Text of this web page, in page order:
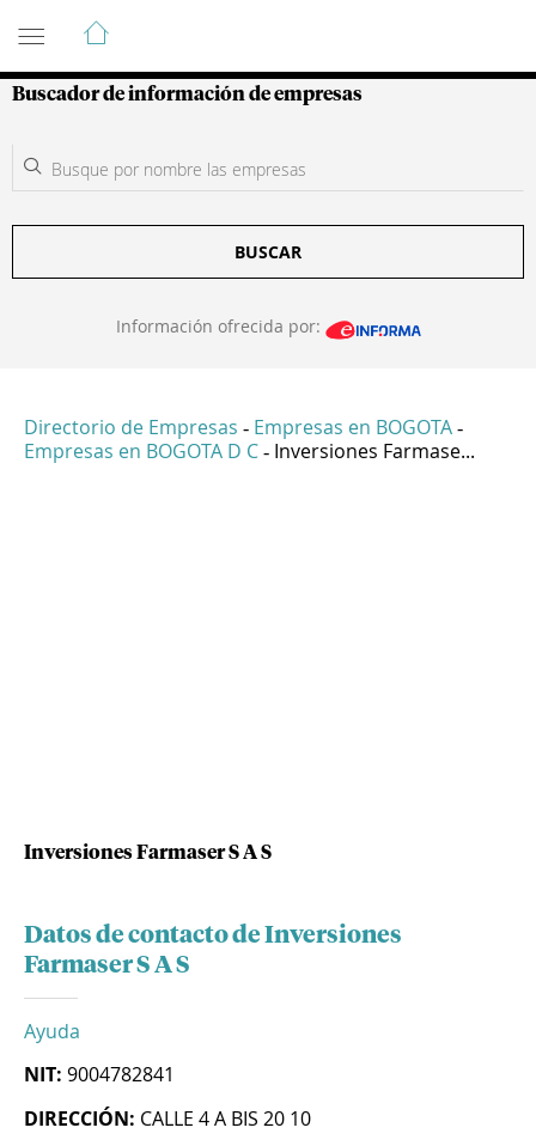
Guía de Empresas Colombianas
Buscador de información de empresas
BUSCAR
Información ofrecida por:
Directorio de Empresas - Empresas en BOGOTA -
Empresas en BOGOTA D C - Inversiones Farmase...
Inversiones Farmaser S A S
Datos de contacto de Inversiones
Farmaser S A S
Ayuda
NIT: 9004782841
DIRECCIÓN: CALLE 4 A BIS 20 10